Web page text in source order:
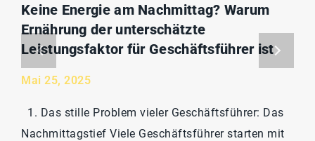
Keine Energie am Nachmittag? Warum
Ernährung der unterschätzte
Leistungsfaktor für Geschäftsführer ist
Mai 25, 2025
1. Das stille Problem vieler Geschäftsführer: Das
Nachmittagstief Viele Geschäftsführer starten mit